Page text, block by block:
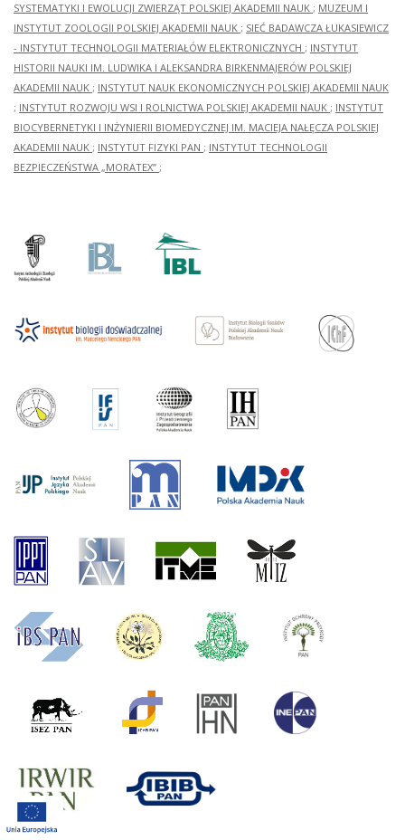
SYSTEMATYKI I EWOLUCJI ZWIERZĄT POLSKIEJ AKADEMII NAUK ; MUZEUM I
INSTYTUT ZOOLOGII POLSKIEJ AKADEMII NAUK ; SIEĆ BADAWCZA ŁUKASIEWICZ
- INSTYTUT TECHNOLOGII MATERIAŁÓW ELEKTRONICZNYCH ; INSTYTUT
HISTORII NAUKI IM. LUDWIKA I ALEKSANDRA BIRKENMAJERÓW POLSKIEJ
AKADEMII NAUK ; INSTYTUT NAUK EKONOMICZNYCH POLSKIEJ AKADEMII NAUK
; INSTYTUT ROZWOJU WSI I ROLNICTWA POLSKIEJ AKADEMII NAUK ; INSTYTUT
BIOCYBERNETYKI I INŻYNIERII BIOMEDYCZNEJ IM. MACIEJA NAŁĘCZA POLSKIEJ
AKADEMII NAUK ; INSTYTUT FIZYKI PAN ; INSTYTUT TECHNOLOGII
BEZPIECZEŃSTWA „MORATEX” ;